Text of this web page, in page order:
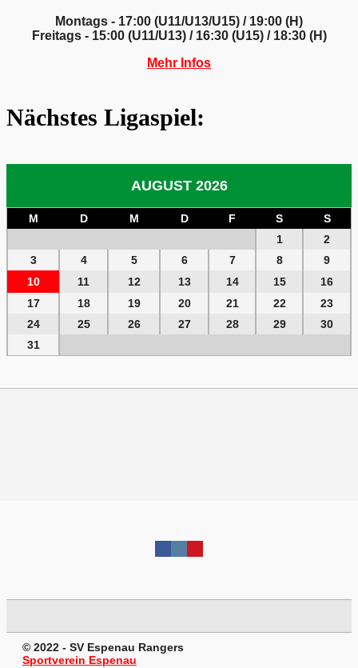
Montags - 17:00 (U11/U13/U15) / 19:00 (H)
Freitags - 15:00 (U11/U13) / 16:30 (U15) / 18:30 (H)
Mehr Infos
Nächstes Ligaspiel:
AUGUST 2026
M D M D F S
S
1
2
3
4 5 6 7 8
9
10
11 12 13 14 15
16
17
18 19 20 21 22
23
24
25 26 27 28 29
30
31
© 2022 - SV Espenau Rangers
Sportverein Espenau